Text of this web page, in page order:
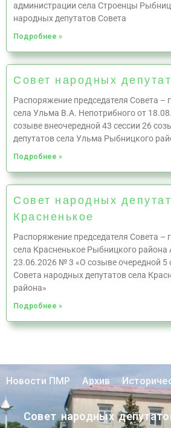
администрации села Строенцы
народных депутатов Совета
Подробнее »
Совет народных
Распоряжение председателя Совета –
села Ульма В.А. Непотрибного от
созыве внеочередной 43 сессии 26
депутатов села Ульма Рыбницкого
Подробнее »
Совет народных
Красненькое
Распоряжение председателя Совета –
села Красненькое Рыбницкого района
23.06.2026 № 3 «О созыве очередной 5
Совета народных депутатов села
района»
Подробнее »
Новости ПМР Архив
Совет народных